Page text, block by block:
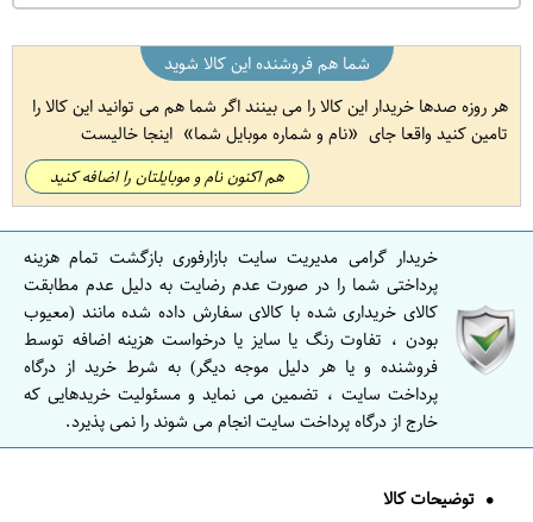
شما هم فروشنده این کالا شوید
هر روزه صدها خریدار این کالا را می بینند اگر شما هم می توانید این کالا را
تامین کنید واقعا جای
نام و شماره موبایل شما اینجا خالیست
هم اکنون نام و موبایلتان را اضافه کنید
خریدار گرامی مدیریت سایت بازارفوری بازگشت تمام هزینه
پرداختی شما را در صورت عدم رضایت به دلیل عدم مطابقت
کالای خریداری شده با کالای سفارش داده شده مانند (معیوب
بودن ، تفاوت رنگ یا سایز یا درخواست هزینه اضافه توسط
فروشنده و یا هر دلیل موجه دیگر) به شرط خرید از درگاه
پرداخت سایت ، تضمین می نماید و مسئولیت خریدهایی که
خارج از درگاه پرداخت سایت انجام می شوند را نمی پذیرد.
توضیحات کالا